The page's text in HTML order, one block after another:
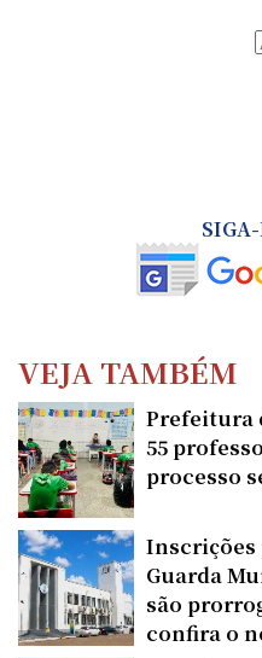
VEJA TAMBÉM
Prefeitura
55
processo
Inscrições
Guarda
são
confira o